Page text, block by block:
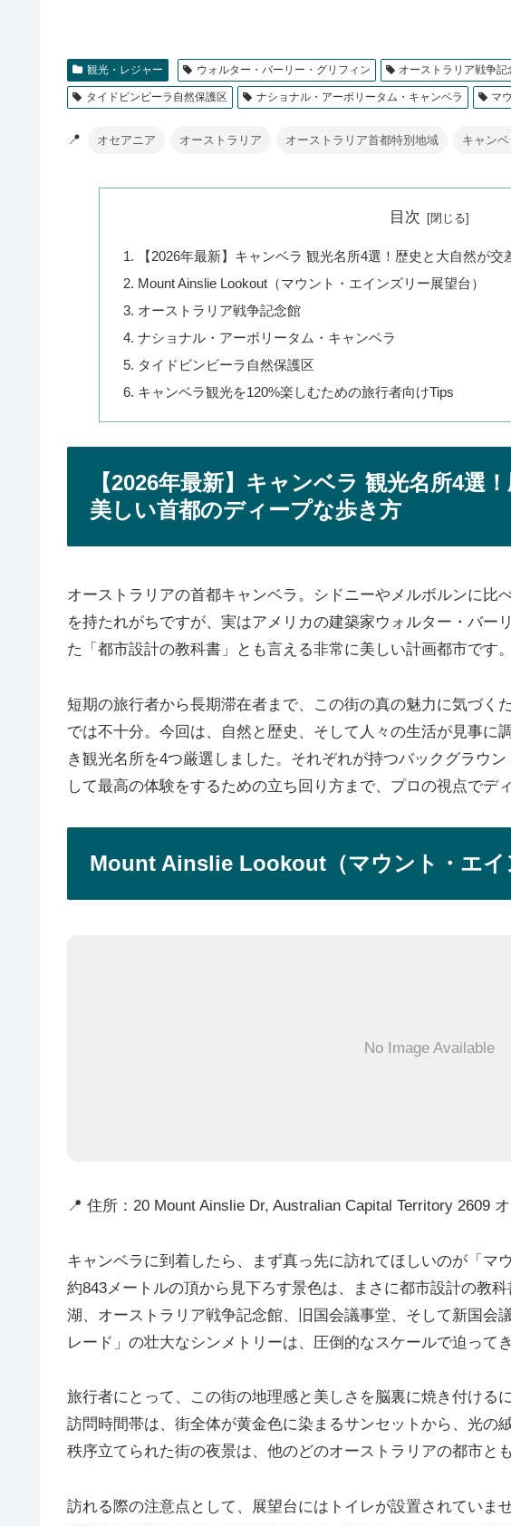
観光・レジャー ウォルター・バーリー・グリフィン オーストラリア戦争記
タイドビンビーラ自然保護区 ナショナル・アーボリータム・キャンベラ マ
📍 オセアニア オーストラリア オーストラリア首都特別地域 キャンベ
目次
【2026年最新】キャンベラ 観光名所4選！歴史と大自然が
Mount Ainslie Lookout（マウント・エインズリー展望台）
オーストラリア戦争記念館
ナショナル・アーボリータム・キャンベラ
タイドビンビーラ自然保護区
キャンベラ観光を120%楽しむための旅行者向けTips
【2026年最新】キャンベラ 観光名所4選
美しい首都のディープな歩き方
オーストラリアの首都キャンベラ。シドニーやメルボルンに比
を持たれがちですが、実はアメリカの建築家ウォルター・バー
た「都市設計の教科書」とも言える非常に美しい計画都市です。
短期の旅行者から長期滞在者まで、この街の真の魅力に気づく
では不十分。今回は、自然と歴史、そして人々の生活が見事に
き観光名所を4つ厳選しました。それぞれが持つバックグラウ
して最高の体験をするための立ち回り方まで、プロの視点でデ
Mount Ainslie Lookout（マウント・エイ
No Image Available
📍 住所：20 Mount Ainslie Dr, Australian Capital Territory 2609
キャンベラに到着したら、まず真っ先に訪れてほしいのが「マ
約843メートルの頂から見下ろす景色は、まさに都市設計の教
湖、オーストラリア戦争記念館、旧国会議事堂、そして新国会
レード」の壮大なシンメトリーは、圧倒的なスケールで迫ってき
旅行者にとって、この街の地理感と美しさを脳裏に焼き付ける
訪問時間帯は、街全体が黄金色に染まるサンセットから、光の
秩序立てられた街の夜景は、他のどのオーストラリアの都市と
訪れる際の注意点として、展望台にはトイレが設置されていま